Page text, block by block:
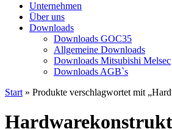
Unternehmen
Über uns
Downloads
Downloads GOC35
Allgemeine Downloads
Downloads Mitsubishi Melsec
Downloads AGB`s
Start » Produkte verschlagwortet mit